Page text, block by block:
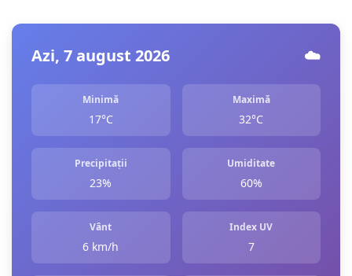
Azi, 7 august 2026 ☁️
Minimă
17°C
Maximă
32°C
Precipitații
23%
Umiditate
60%
Vânt
6 km/h
Index UV
7